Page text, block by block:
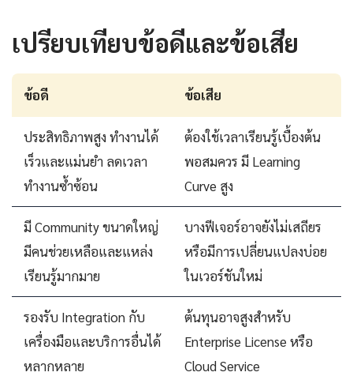
เปรียบเทียบข้อดีและข้อเสีย
ข้อดี ข้อเสีย
ประสิทธิภาพสูง ทำงานได้
เร็วและแม่นยำ ลดเวลา
ทำงานซ้ำซ้อน
ต้องใช้เวลาเรียนรู้เบื้องต้น
พอสมควร มี Learning
Curve สูง
มี Community ขนาดใหญ่
มีคนช่วยเหลือและแหล่ง
เรียนรู้มากมาย
บางฟีเจอร์อาจยังไม่เสถียร
หรือมีการเปลี่ยนแปลงบ่อย
ในเวอร์ชันใหม่
รองรับ Integration กับ
เครื่องมือและบริการอื่นได้
หลากหลาย
ต้นทุนอาจสูงสำหรับ
Enterprise License หรือ
Cloud Service